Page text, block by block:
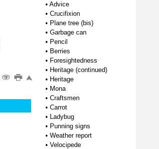
• Advice
• Crucifixion
• Plane tree (bis)
• Garbage can
• Pencil
• Berries
• Foresightedness
• Heritage (continued)
• Heritage
• Mona
• Craftsmen
• Carrot
• Ladybug
• Punning signs
• Weather report
• Velocipede